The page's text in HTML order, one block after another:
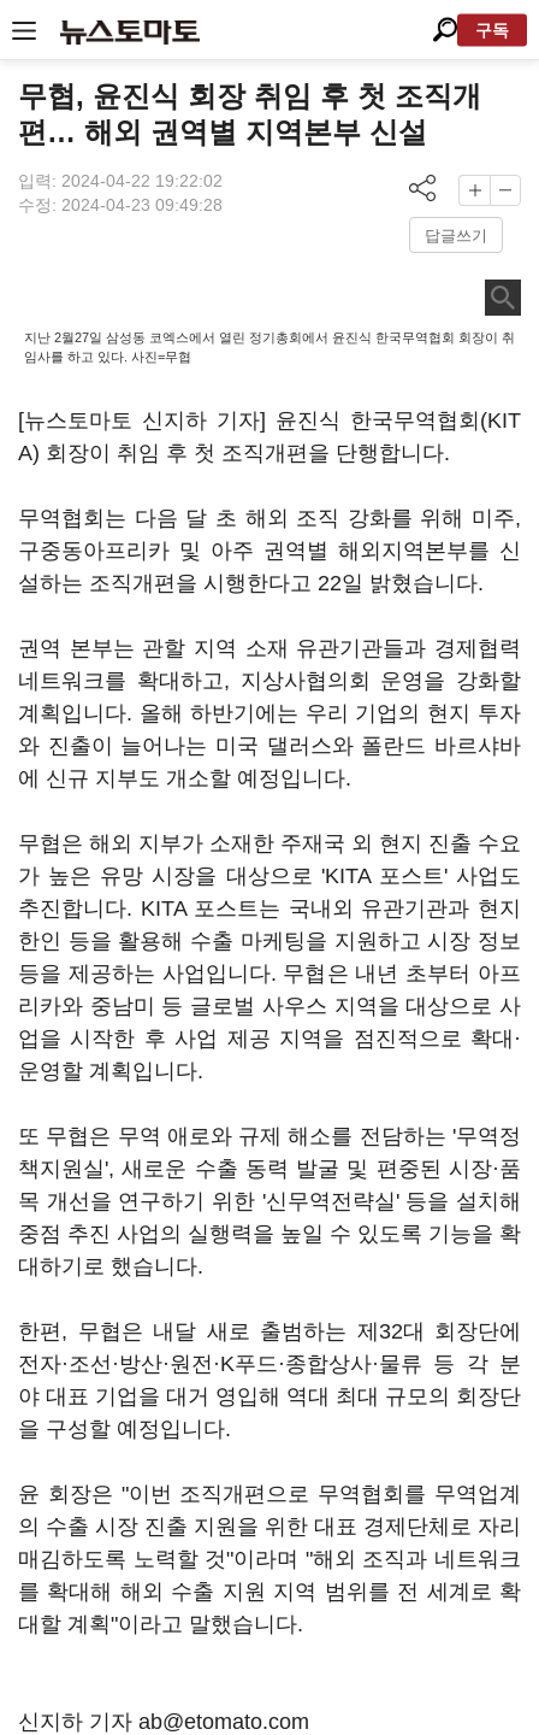
구독
무협, 윤진식 회장 취임 후 첫 조직개
편… 해외 권역별 지역본부 신설
입력: 2024-04-22 19:22:02
수정: 2024-04-23 09:49:28
답글쓰기
지난 2월27일 삼성동 코엑스에서 열린 정기총회에서 윤진식 한국무역협회 회장이 취
임사를 하고 있다. 사진=무협
[뉴스토마토 신지하 기자] 윤진식 한국무역협회(KIT
A) 회장이 취임 후 첫 조직개편을 단행합니다.
무역협회는 다음 달 초 해외 조직 강화를 위해 미주,
구중동아프리카 및 아주 권역별 해외지역본부를 신
설하는 조직개편을 시행한다고 22일 밝혔습니다.
권역 본부는 관할 지역 소재 유관기관들과 경제협력
네트워크를 확대하고, 지상사협의회 운영을 강화할
계획입니다. 올해 하반기에는 우리 기업의 현지 투자
와 진출이 늘어나는 미국 댈러스와 폴란드 바르샤바
에 신규 지부도 개소할 예정입니다.
무협은 해외 지부가 소재한 주재국 외 현지 진출 수요
가 높은 유망 시장을 대상으로 'KITA 포스트' 사업도
추진합니다. KITA 포스트는 국내외 유관기관과 현지
한인 등을 활용해 수출 마케팅을 지원하고 시장 정보
등을 제공하는 사업입니다. 무협은 내년 초부터 아프
리카와 중남미 등 글로벌 사우스 지역을 대상으로 사
업을 시작한 후 사업 제공 지역을 점진적으로 확대·
운영할 계획입니다.
또 무협은 무역 애로와 규제 해소를 전담하는 '무역정
책지원실', 새로운 수출 동력 발굴 및 편중된 시장·품
목 개선을 연구하기 위한 '신무역전략실' 등을 설치해
중점 추진 사업의 실행력을 높일 수 있도록 기능을 확
대하기로 했습니다.
한편, 무협은 내달 새로 출범하는 제32대 회장단에
전자·조선·방산·원전·K푸드·종합상사·물류 등 각 분
야 대표 기업을 대거 영입해 역대 최대 규모의 회장단
을 구성할 예정입니다.
윤 회장은 "이번 조직개편으로 무역협회를 무역업계
의 수출 시장 진출 지원을 위한 대표 경제단체로 자리
매김하도록 노력할 것"이라며 "해외 조직과 네트워크
를 확대해 해외 수출 지원 지역 범위를 전 세계로 확
대할 계획"이라고 말했습니다.
신지하 기자 ab@etomato.com